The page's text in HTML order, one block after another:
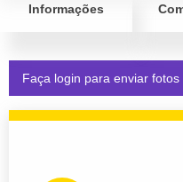
Informações
Faça login para enviar fotos